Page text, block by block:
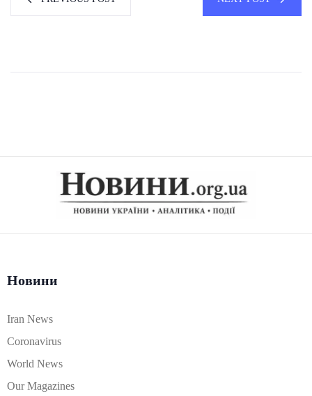
Новини
Iran News
Coronavirus
World News
Our Magazines